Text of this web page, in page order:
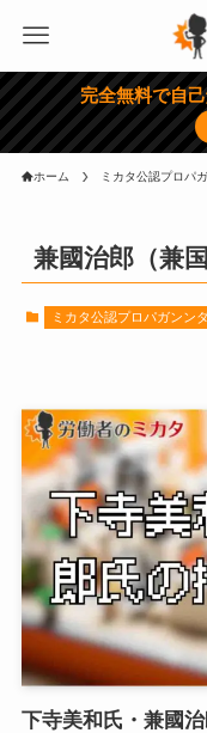
完全無料で自
ホーム ミカタ公認プロパ
兼國治郎（兼国
ミカタ公認プロパガンン
下寺美和氏・兼國